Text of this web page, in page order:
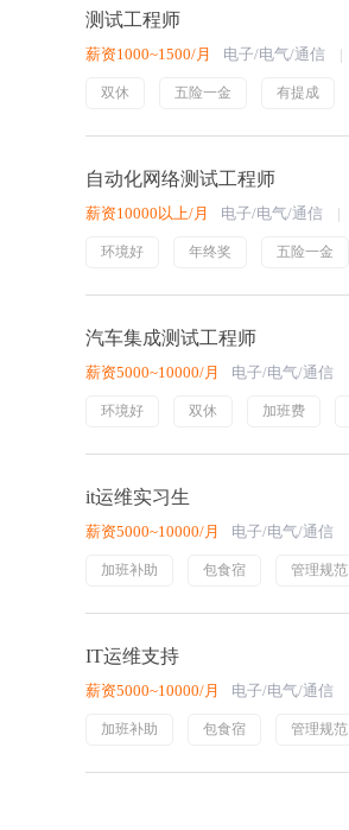
测试工程师
薪资1000~1500/月 电子/电气/通信
双休 五险一金 有提成
自动化网络测试工程师
薪资10000以上/月 电子/电气/通信
环境好 年终奖 五险一金
汽车集成测试工程师
薪资5000~10000/月 电子/电气/通信
环境好 双休 加班费
it运维实习生
薪资5000~10000/月 电子/电气/通信
加班补助 包食宿 管理规范
IT运维支持
薪资5000~10000/月 电子/电气/通信
加班补助 包食宿 管理规范